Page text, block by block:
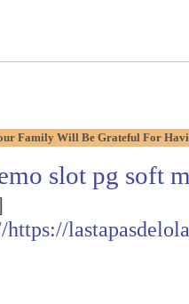
Family Will Be Grateful For
slot pg soft
https://